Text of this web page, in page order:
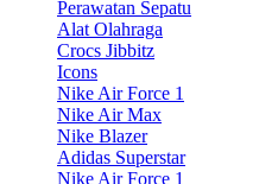
Perawatan Sepatu
Alat Olahraga
Crocs Jibbitz
Icons
Nike Air Force 1
Nike Air Max
Nike Blazer
Adidas Superstar
Nike Air Force 1